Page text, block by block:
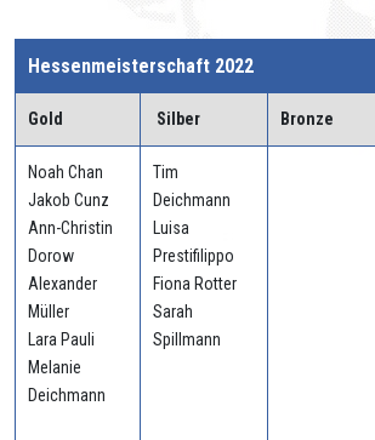
Hessenmeisterschaft 2022
Gold Silber Bronze
Noah Chan
Jakob Cunz
Ann-Christin
Dorow
Alexander
Müller
Lara Pauli
Melanie
Deichmann
Tim
Deichmann
Luisa
Prestifilippo
Fiona Rotter
Sarah
Spillmann